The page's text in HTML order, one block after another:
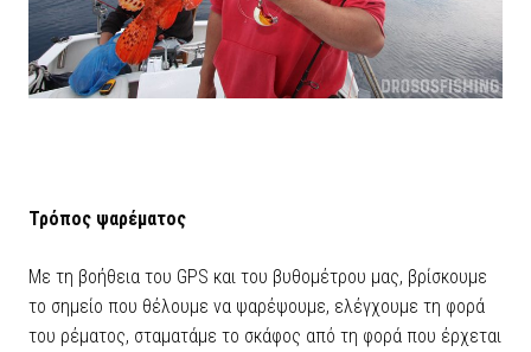
Τρόπος ψαρέματος
Με τη βοήθεια του GPS και του βυθομέτρου μας, βρίσκουμε
το σημείο που θέλουμε να ψαρέψουμε, ελέγχουμε τη φορά
του ρέματος, σταματάμε το σκάφος από τη φορά που έρχεται